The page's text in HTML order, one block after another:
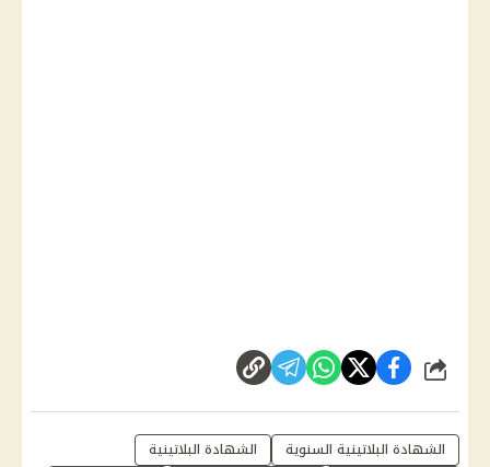
شارك
الشهادة البلاتينية السنوية
الشهادة البلاتينية